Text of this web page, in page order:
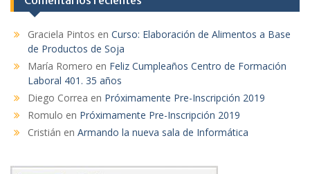
Graciela Pintos en Curso: Elaboración de Alimentos a Base
de Productos de Soja
María Romero en Feliz Cumpleaños Centro de Formación
Laboral 401. 35 años
Diego Correa en Próximamente Pre-Inscripción 2019
Romulo en Próximamente Pre-Inscripción 2019
Cristián en Armando la nueva sala de Informática